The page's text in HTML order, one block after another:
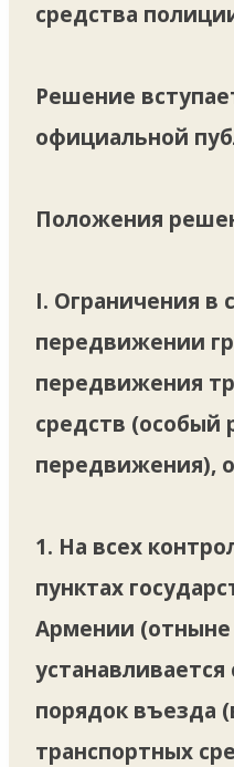
средства
Решение
официальной
Положения
I. Ограничения в
передвижении
передвижения
средств (особый
передвижения),
1. На всех
пунктах
Армении
порядок въезда
транспортных